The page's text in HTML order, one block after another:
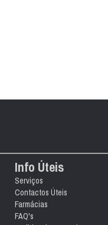
Info Úteis
Serviços
Contactos Úteis
Farmácias
FAQ's